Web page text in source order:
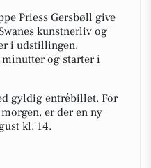
Priess Gersbøll give
kunstnerliv og
i udstillingen.
minutter og starter i
gyldig entrébillet. For
er der en ny
kl. 14.